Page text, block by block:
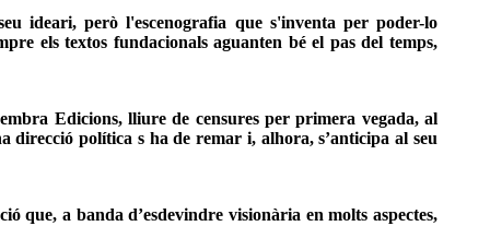
ideari, però l'escenografia que s'inventa per poder-lo
els textos fundacionals aguanten bé el pas del temps,
Edicions, lliure de censures per primera vegada, al
direcció política s ha de remar i, alhora, s’anticipa al seu
que, a banda d’esdevindre visionària en molts aspectes,